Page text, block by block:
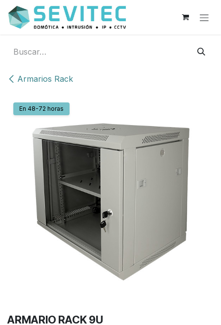
Ir al contenido
Armarios Rack
En 48-72 horas
ARMARIO RACK 9U